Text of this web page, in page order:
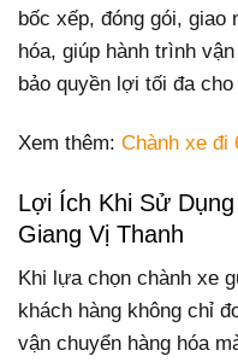
bốc xếp, đóng gói, giao
hóa, giúp hành trình
bảo quyền lợi tối đa
Xem thêm: Chành xe đi
Lợi Ích Khi Sử
Giang Vị Thanh
Khi lựa chọn chành xe
khách hàng không chỉ
vận chuyển hàng hóa